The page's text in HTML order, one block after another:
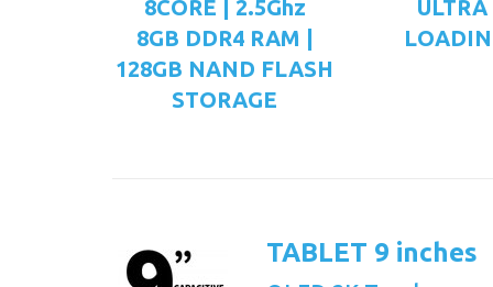
8CORE | 2.5Ghz
8GB DDR4 RAM |
128GB NAND FLASH
STORAGE
ULTRA
TABLET 9 inches